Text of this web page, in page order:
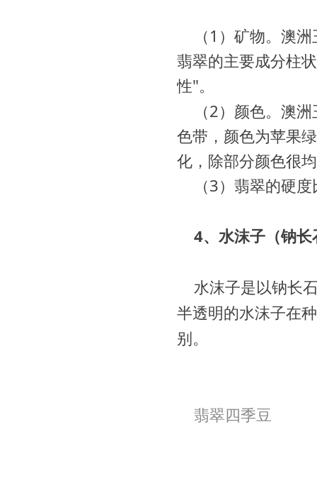
（1）矿物。 澳洲
翡翠的主要成分柱
性"。
（2）颜色。 澳洲
色带，颜色为苹果
化，除部分颜色很
（3）翡翠的硬
4、水沫子（钠
水沫子是以钠长
半透明的水沫子在
别。
翡翠四季豆